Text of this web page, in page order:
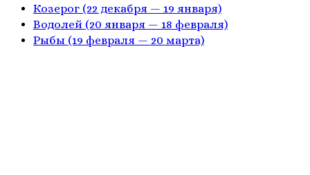
Козерог (22 декабря — 19 января)
Водолей (20 января — 18 февраля)
Рыбы (19 февраля — 20 марта)